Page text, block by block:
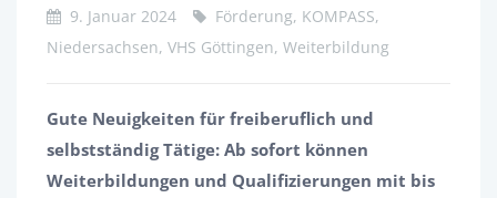
9. Januar 2024
Förderung, KOMPASS,
Niedersachsen, VHS Göttingen, Weiterbildung
Gute Neuigkeiten für freiberuflich und
selbstständig Tätige: Ab sofort können
Weiterbildungen und Qualifizierungen mit bis